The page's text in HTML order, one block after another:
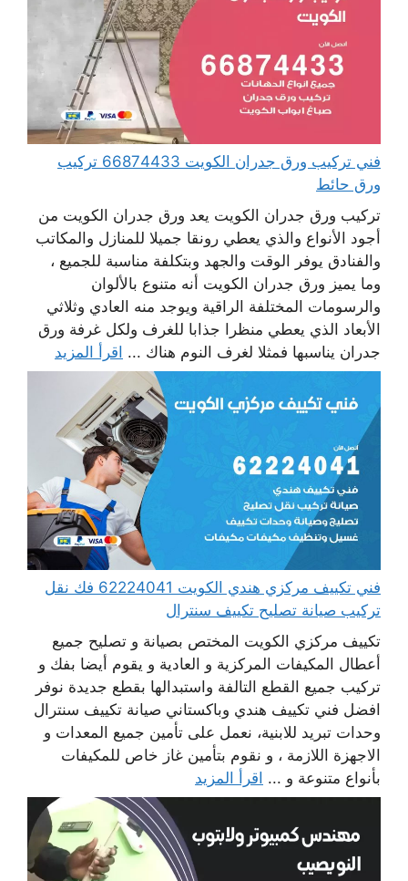
فني تركيب ورق جدران الكويت 66874433 تركيب
ورق حائط
تركيب ورق جدران الكويت يعد ورق جدران الكويت من
أجود الأنواع والذي يعطي رونقا جميلا للمنازل والمكاتب
والفنادق يوفر الوقت والجهد وبتكلفة مناسبة للجميع ،
وما يميز ورق جدران الكويت أنه متنوع بالألوان
والرسومات المختلفة الراقية ويوجد منه العادي وثلاثي
الأبعاد الذي يعطي منظرا جذابا للغرف ولكل غرفة ورق
جدران يناسبها فمثلا لغرف النوم هناك ... اقرأ المزيد
فني تكييف مركزي هندي الكويت 62224041 فك نقل
تركيب صيانة تصليح تكييف سنترال
تكييف مركزي الكويت المختص بصيانة و تصليح جميع
أعطال المكيفات المركزية و العادية و يقوم أيضا بفك و
تركيب جميع القطع التالفة واستبدالها بقطع جديدة نوفر
افضل فني تكييف هندي وباكستاني صيانة تكييف سنترال
وحدات تبريد للابنية، نعمل على تأمين جميع المعدات و
الاجهزة اللازمة ، و نقوم بتأمين غاز خاص للمكيفات
بأنواع متنوعة و ... اقرأ المزيد